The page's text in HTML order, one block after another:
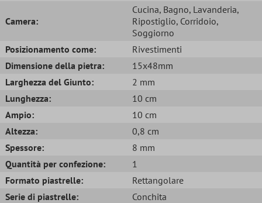
Camera:
Cucina, Bagno, Lavanderia,
Ripostiglio, Corridoio,
Soggiorno
Posizionamento come:
Rivestimenti
Dimensione della pietra:
15x48mm
Larghezza del Giunto:
2 mm
Lunghezza:
10 cm
Ampio:
10 cm
Altezza:
0,8 cm
Spessore:
8 mm
Quantità per confezione:
1
Formato piastrelle:
Rettangolare
Serie di piastrelle:
Conchita